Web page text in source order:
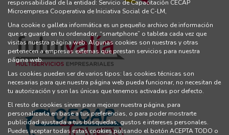
responsabilidad de la entidad: Servicio de Capacitación CECAP
Microempresa Cooperativa de Iniciativa Social de C-LM,
Una cookie o galleta informática es un pequeño archivo de información
que se guarda en tu ordenador, “smartphone” o tableta cada vez que
visitas nuestra página web. Algunas cookies son nuestras y otras
pertenecen a empresas externas que prestan servicios para nuestra
página web.
Las cookies pueden ser de varios tipos: las cookies técnicas son
necesarias para que nuestra página web pueda funcionar, no necesitan de
tu autorización y son las únicas que tenemos activadas por defecto.
El resto de cookies sirven para mejorar nuestra página, para
personalizarla en base a tus preferencias, o para poder mostrarte
publicidad ajustada a tus búsquedas, gustos e intereses personales.
Puedes aceptar todas estas cookies pulsando el botón ACEPTA TODO o